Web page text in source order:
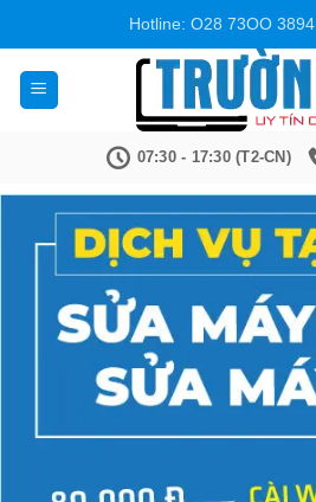
nội
dung
Hotline: O28 73OO 3894
07:30 - 17:30 (T2-CN)